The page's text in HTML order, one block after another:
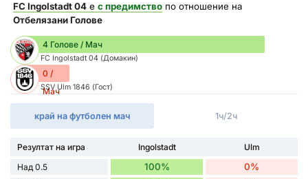
FC Ingolstadt 04 е с предимство по отношение на
Отбелязани Голове
4 Голове / Мач
FC Ingolstadt 04 (Домакин)
0 /
Мач
SSV Ulm 1846 (Гост)
край на футболен мач 1ч/2ч
Резултат на игра Ingolstadt
Ulm
Над 0.5
100% 0%